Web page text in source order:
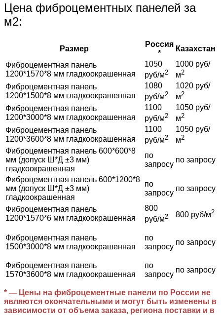
Цена фиброцементных панелей за
м2:
Размер
Россия
*
Казахстан
Фиброцементная панель
1200*1570*8 мм гладкоокрашенная
1050
руб/м2
1000 руб/
м2
Фиброцементная панель
1200*1500*8 мм гладкоокрашенная
1080
руб/м2
1020 руб/
м2
Фиброцементная панель
1200*3000*8 мм гладкоокрашенная
1100
руб/м2
1050 руб/
м2
Фиброцементная панель
1200*3600*8 мм гладкоокрашенная
1100
руб/м2
1050 руб/
м2
Фиброцементная панель 600*600*8
мм (допуск Ш*Д ±3 мм)
гладкоокрашенная
по
запросу
по запросу
Фиброцементная панель 600*1200*8
мм (допуск Ш*Д ±3 мм)
гладкоокрашенная
по
запросу
по запросу
Фиброцементная панель
1200*1570*6 мм гладкоокрашенная
800
руб/м2 800 руб/м2
Фиброцементная панель
1500*3000*8 мм гладкоокрашенная
по
запросу
по запросу
Фиброцементная панель
1570*3600*8 мм гладкоокрашенная
по
запросу
по запросу
* — Цены на фиброцементные панели по России не
являются окончательными и могут быть изменены в
зависимости от объема заказа, региона поставки и в